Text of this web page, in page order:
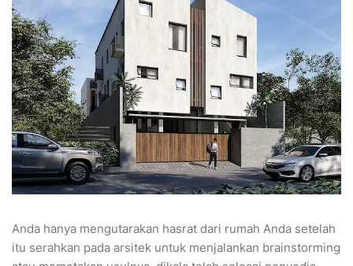
Anda hanya mengutarakan hasrat dari rumah Anda setelah
itu serahkan pada arsitek untuk menjalankan brainstorming